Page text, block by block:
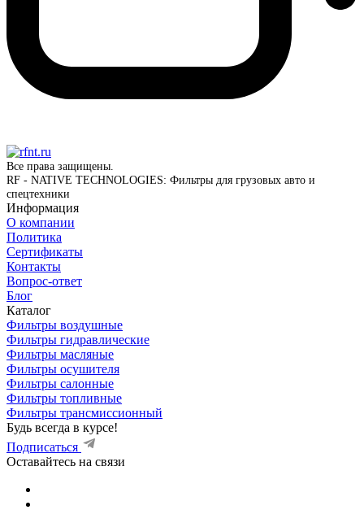
Все права защищены.
RF - NATIVE TECHNOLOGIES: Фильтры для грузовых авто и
спецтехники
Информация
О компании
Политика
Сертификаты
Контакты
Вопрос-ответ
Блог
Каталог
Фильтры воздушные
Фильтры гидравлические
Фильтры масляные
Фильтры осушителя
Фильтры салонные
Фильтры топливные
Фильтры трансмиссионный
Будь всегда в курсе!
Подписаться
Оставайтесь на связи